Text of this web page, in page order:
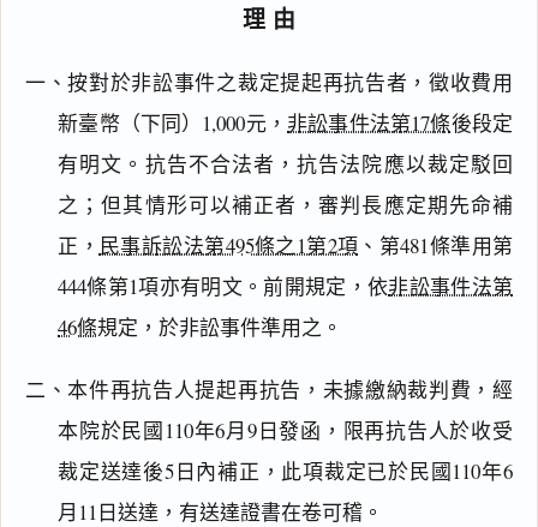
理由
一、按對於非訟事件之裁定提起再抗告者，徵收費用
新臺幣（下同）1,000元， 非訟事件法第17條後段定
有明文。抗告不合法者，抗告法院應以裁定駁回
之；但其情形可以補正者，審判長應定期先命補
正， 民事訴訟法第495條之1第2項 、第481條準用第
444條第1項亦有明文。前開規定，依非訟事件法第
46條規定，於非訟事件準用之。
二、本件再抗告人提起再抗告，未據繳納裁判費，經
本院於民國110年6月9日發函，限再抗告人於收受
裁定送達後5日內補正，此項裁定已於民國110年6
月11日送達，有送達證書在卷可稽。
閱讀 研究